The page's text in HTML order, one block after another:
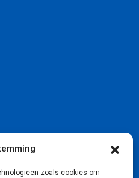
zoals cookies om